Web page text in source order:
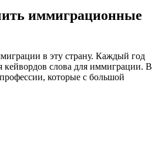
иммиграционные
в эту страну. Каждый год
кейвордов слова для иммиграции. В
которые с большой